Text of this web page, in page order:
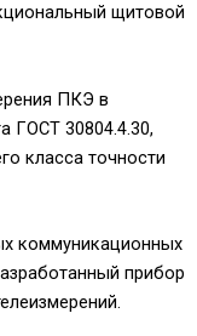
щитовой
ПКЭ в
ГОСТ 30804.4.30,
класса точности
коммуникационных
прибор